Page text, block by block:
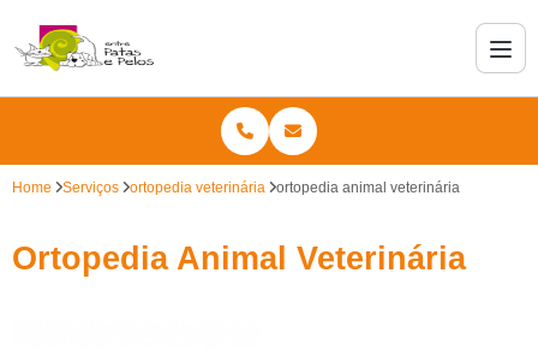
Home Serviços ortopedia veterinária ortopedia animal veterinária
Ortopedia Animal Veterinária